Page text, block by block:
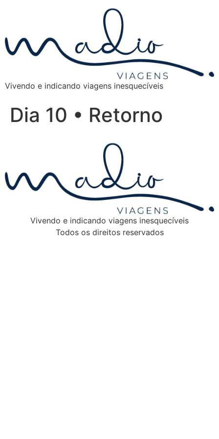
Vivendo e indicando viagens inesquecíveis
Dia 10 • Retorno
Vivendo e indicando viagens inesquecíveis
Todos os direitos reservados